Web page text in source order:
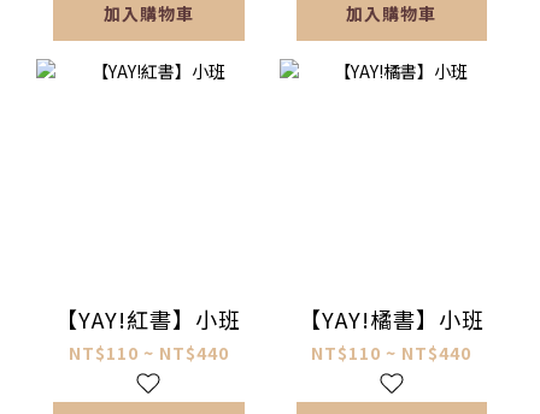
加入購物車 加入購物車
【YAY!紅書】小班
NT$110 ~ NT$440
【YAY!橘書】小班
NT$110 ~ NT$440